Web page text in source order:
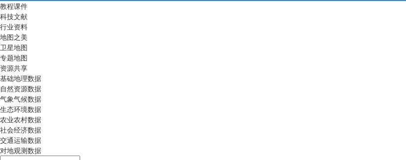
教程课件
科技文献
行业资料
地图之美
卫星地图
专题地图
资源共享
基础地理数据
自然资源数据
气象气候数据
生态环境数据
农业农村数据
社会经济数据
交通运输数据
对地观测数据